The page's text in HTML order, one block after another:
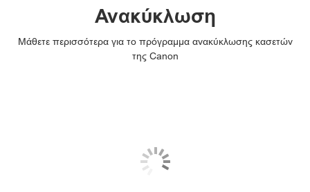
Ανακύκλωση
Μάθετε περισσότερα για το πρόγραμμα ανακύκλωσης κασετών
της Canon